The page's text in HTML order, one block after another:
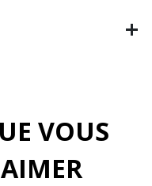
VOUS